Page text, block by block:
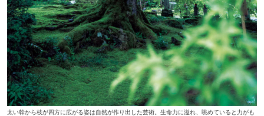
太い幹から枝が四方に広がる姿は自然が作り出した芸術。生命力に溢れ、眺めていると力がも